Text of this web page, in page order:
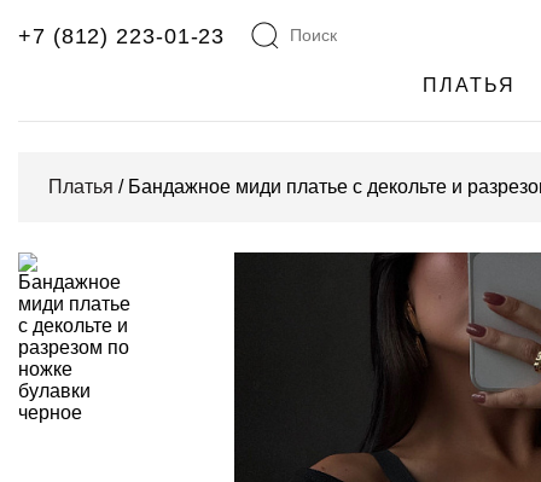
+7 (812) 223-01-23
ПЛАТЬЯ
Платья / Бандажное миди платье с декольте и